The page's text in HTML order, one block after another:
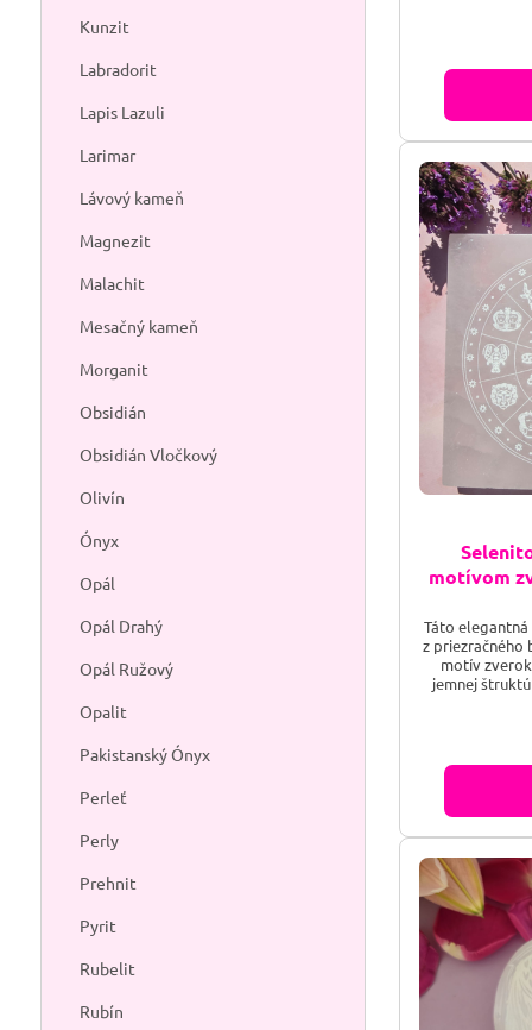
pripomína
prináša do
motívom
Táto
z priezračného
motív
jemnej
stáva
hviezd a
použiteľná
Kunzit
Labradorit
Lapis Lazuli
Larimar
Lávový kameň
Magnezit
Malachit
Mesačný kameň
Morganit
Obsidián
Obsidián Vločkový
Olivín
Ónyx
Opál
Opál Drahý
Opál Ružový
Opalit
Pakistanský Ónyx
Perleť
Perly
Prehnit
Pyrit
Rubelit
Rubín